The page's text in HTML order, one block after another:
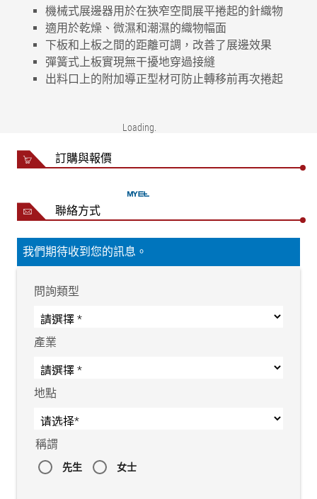
機械式展邊器用於在狹窄空間展平捲起的針織物
適用於乾燥、微濕和潮濕的織物幅面
下板和上板之間的距離可調，改善了展邊效果
彈簧式上板實現無干擾地穿過接縫
出料口上的附加導正型材可防止轉移前再次捲起
乾燥、微濕或潮濕
織物重量
最大 300 g/m²
重量
每對約 10 kg
Loading
訂購與報價
聯絡方式
我們期待收到您的訊息。
問詢類型
產業
地點
稱謂
先生 女士